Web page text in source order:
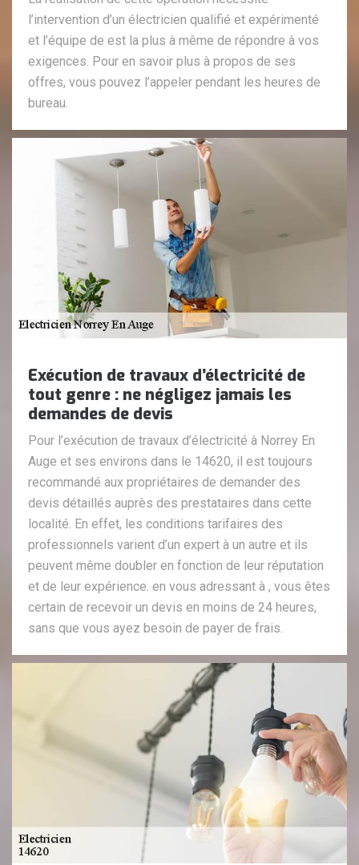
l’intervention d’un électricien qualifié et expérimenté
et l’équipe de est la plus à même de répondre à vos
exigences. Pour en savoir plus à propos de ses
offres, vous pouvez l’appeler pendant les heures de
bureau.
Exécution de travaux d’électricité de
tout genre : ne négligez jamais les
demandes de devis
Pour l’exécution de travaux d’électricité à Norrey En
Auge et ses environs dans le 14620, il est toujours
recommandé aux propriétaires de demander des
devis détaillés auprès des prestataires dans cette
localité. En effet, les conditions tarifaires des
professionnels varient d’un expert à un autre et ils
peuvent même doubler en fonction de leur réputation
et de leur expérience. en vous adressant à , vous êtes
certain de recevoir un devis en moins de 24 heures,
sans que vous ayez besoin de payer de frais.